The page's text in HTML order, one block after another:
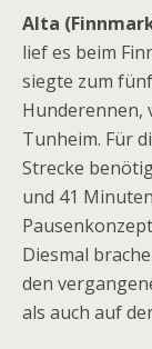
Alta
lief es beim
siegte zum
Hunderennen,
Tunheim. Für
Strecke
und 41
Diesmal
den
als auch auf